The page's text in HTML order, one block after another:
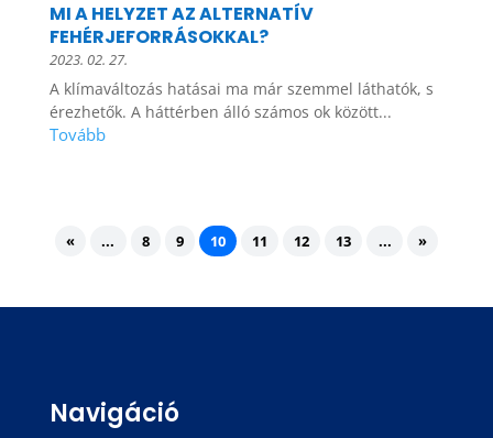
MI A HELYZET AZ ALTERNATÍV
FEHÉRJEFORRÁSOKKAL?
2023. 02. 27.
A klímaváltozás hatásai ma már szemmel láthatók, s
érezhetők. A háttérben álló számos ok között...
« ... 8 9 10 11 12 13 ... »
Navigáció